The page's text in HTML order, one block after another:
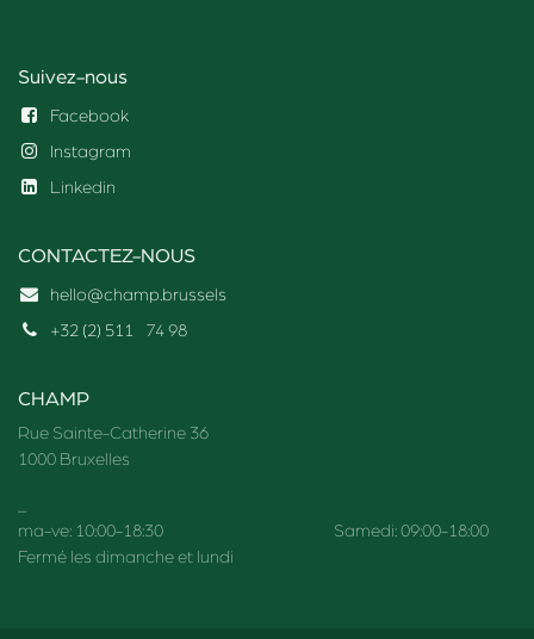
Suivez-nous
Facebook
Instagram
Linkedin
CONTACTEZ-NOUS
hello@champ.brussels
+32 (2) 511 74 98
CHAMP
Rue Sainte-Catherine 36
1000 Bruxelles
ma-ve: 10:00-18:30 Samedi: 09:00-18:00
Fermé les dimanche et lundi